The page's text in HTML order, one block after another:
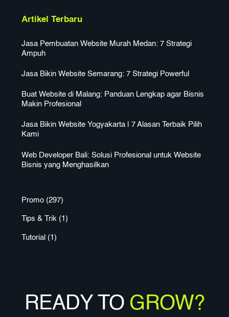
Artikel Terbaru
Jasa Pembuatan Website Murah Medan: 7 Strategi
Ampuh
Jasa Bikin Website Semarang: 7 Strategi Powerful
Buat Website di Malang: Panduan Lengkap agar Bisnis
Makin Profesional
Jasa Bikin Website Yogyakarta | 7 Alasan Terbaik Pilih
Kami
Web Developer Bali: Solusi Profesional untuk Website
Bisnis yang Menghasilkan
Promo (297)
Tips & Trik (1)
Tutorial (1)
READY TO GROW?